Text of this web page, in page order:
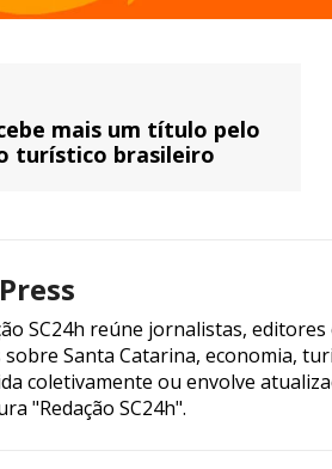
mais um título pelo
turístico brasileiro
SC24h reúne jornalistas,
sobre Santa Catarina, economia,
coletivamente ou envolve
"Redação SC24h".